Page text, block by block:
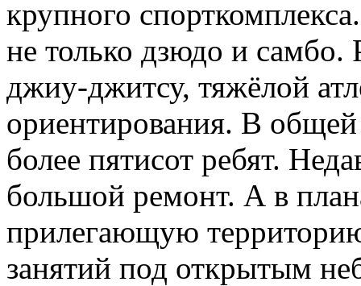
крупного
не только дзюдо и самбо.
джиу-джитсу, тяжёлой
ориентирования. В
более пятисот ребят.
большой ремонт. А в
прилегающую
занятий под открытым